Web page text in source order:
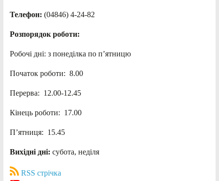
Телефон: (04846) 4-24-82
Розпорядок роботи:
Робочі дні: з понеділка по п’ятницю
Початок роботи: 8.00
Перерва: 12.00-12.45
Кінець роботи: 17.00
П’ятниця: 15.45
Вихідні дні: субота, неділя
RSS стрічка